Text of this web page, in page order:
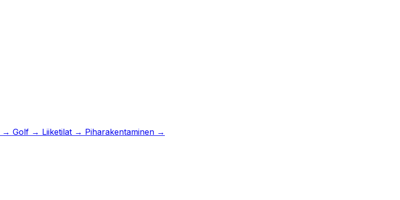
→ Golf → Liiketilat → Piharakentaminen →